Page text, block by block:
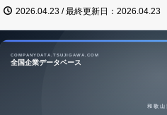
2026.04.23 / 最終更新日：2026.04.23